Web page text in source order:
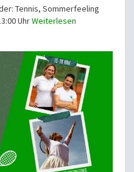
Tennis, Sommerfeeling
UhrWeiterlesen